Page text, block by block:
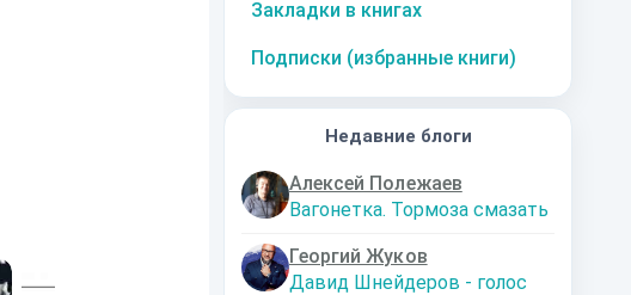
Закладки в книгах
Подписки (избранные книги)
Недавние блоги
Алексей Полежаев
Вагонетка. Тормоза смазать
Георгий Жуков
Давид Шнейдеров - голос